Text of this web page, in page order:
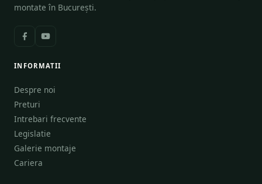
montate în București.
INFORMATII
Despre noi
Preturi
Intrebari frecvente
Legislatie
Galerie montaje
Cariera